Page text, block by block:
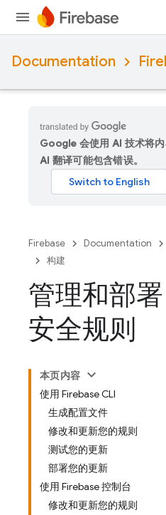
Documentation
Google 会使用 AI 技术将内
AI 翻译可能包含错误。
Firebase Documentation
构建
管理和部
安全规则
本页内容
使用 Firebase CLI
生成配置文件
修改和更新您的规则
测试您的更新
部署您的更新
使用 Firebase 控制台
修改和更新您的规则